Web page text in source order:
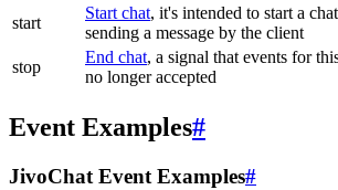
start
Start chat, it's intended to start a
sending a message by the client
stop
End chat, a signal that events for
no longer accepted
Event Examples#
JivoChat Event Examples#